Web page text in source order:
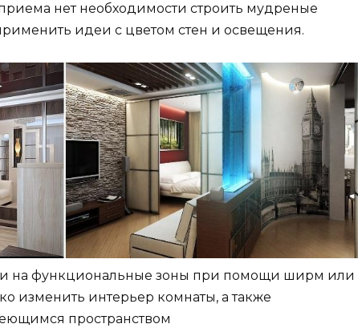
нет необходимости строить мудреные
идеи с цветом стен и освещения.
на функциональные зоны при помощи ширм или
изменить интерьер комнаты, а также
пространством